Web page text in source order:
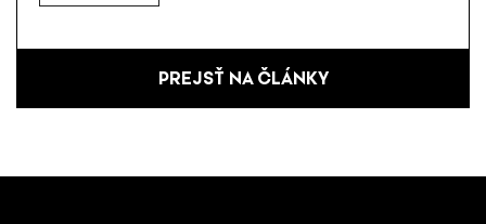
PREJSŤ NA ČLÁNKY